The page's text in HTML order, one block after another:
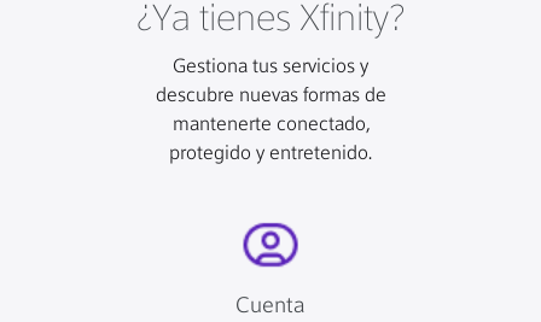
¿Ya tienes Xfinity?
Gestiona tus servicios y
descubre nuevas formas de
mantenerte conectado,
protegido y entretenido.
Cuenta